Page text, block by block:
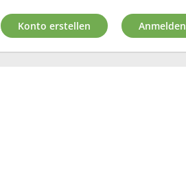
Konto erstellen Anmelden